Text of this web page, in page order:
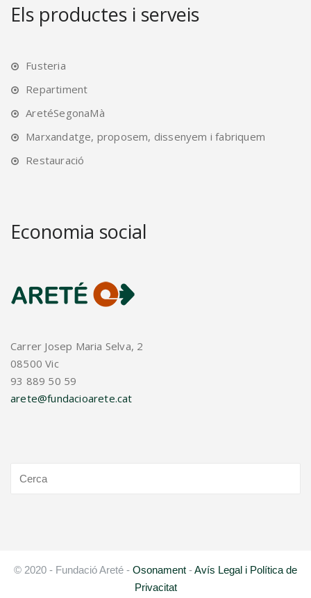
Els productes i serveis
Fusteria
Repartiment
AretéSegonaMà
Marxandatge, proposem, dissenyem i fabriquem
Restauració
Economia social
Carrer Josep Maria Selva, 2
08500 Vic
93 889 50 59
arete@fundacioarete.cat
© 2020 - Fundació Areté - Osonament -Avís Legal i Política de
Privacitat